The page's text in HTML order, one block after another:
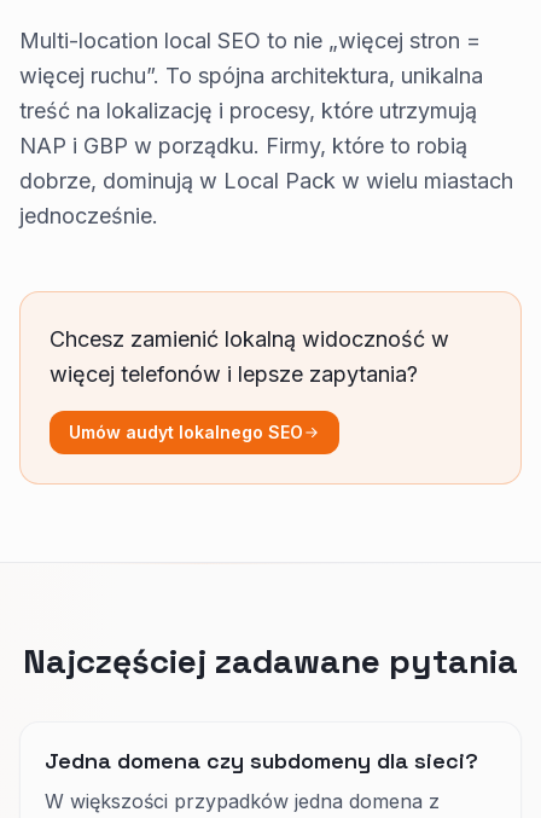
Multi-location local SEO to nie „więcej stron =
więcej ruchu”. To spójna architektura, unikalna
treść na lokalizację i procesy, które utrzymują
NAP i GBP w porządku. Firmy, które to robią
dobrze, dominują w Local Pack w wielu miastach
jednocześnie.
Chcesz zamienić lokalną widoczność w
więcej telefonów i lepsze zapytania?
Umów audyt lokalnego SEO
Najczęściej zadawane pytania
Jedna domena czy subdomeny dla sieci?
W większości przypadków jedna domena z